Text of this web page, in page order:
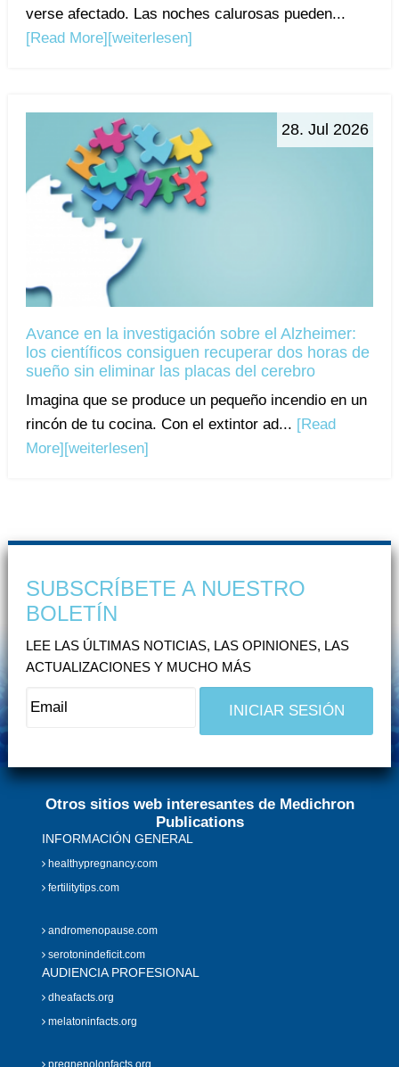
verse afectado. Las noches calurosas pueden...
[Read More][weiterlesen]
28. Jul 2026
Avance en la investigación sobre el Alzheimer:
los científicos consiguen recuperar dos horas de
sueño sin eliminar las placas del cerebro
Imagina que se produce un pequeño incendio en un
rincón de tu cocina. Con el extintor ad... [Read
More][weiterlesen]
SUBSCRÍBETE A NUESTRO
BOLETÍN
LEE LAS ÚLTIMAS NOTICIAS, LAS OPINIONES, LAS
ACTUALIZACIONES Y MUCHO MÁS
Otros sitios web interesantes de Medichron
Publications
INFORMACIÓN GENERAL
healthypregnancy.com
fertilitytips.com
andromenopause.com
serotonindeficit.com
AUDIENCIA PROFESIONAL
dheafacts.org
melatoninfacts.org
pregnenolonfacts.org